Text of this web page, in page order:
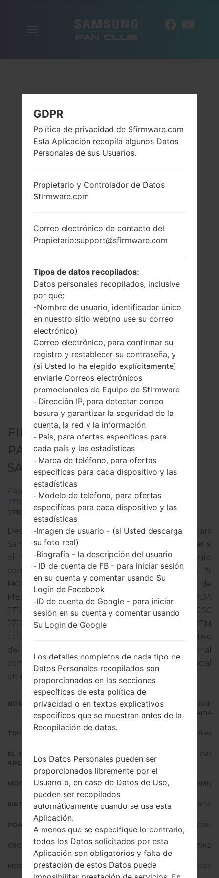
FIRMWARE OFICIAL #108936
PARA SM-J710MN -
SAMSUNGGALAXY J7 2016
Página principal → Galaxy J7 2016 →
SamsungSM-
J710MN
→ SM-
J710MN_1_20190810075227_iodr7th4m4.zip
Descargue la última actualización de firmware para
Samsung Galaxy J7 2016, pero no olvide verificar si
el número de modelo de su teléfono inteligente
corresponde al número de modelo indicado %
MODEL%. El código del firmware es TMM de
MEXICO. El producto viene con la versión PDA
J710MNVJS4CSF1 y la versión CSC
J710MNTMM4CRK2,Versión de MODEM
J710MNUBS4CSG2. La versión del sistema operativo
del firmware dado es Android Oreo 8.1.0. Tutorial
completo sobre cómo actualizar el firmware oficial
en dispositivos Samsung aquí
NOMBRE DE ARCHIVO
SM-J710MN_1_20190810075227_iodr
7th4m4
TIPO DE FIRMWARE 4 files
EL TAMAÑO DEL
ARCHIVO
1.62 GiB
MODELO Samsung SM-J710MN
SISTEMA OPERATIVO Android Oreo 8.1.0
PDA/AP VERSIÓN J710MNVJS4CSF1
CSC VERSIÓN J710MNTMM4CRK2
MODEM/CP VERSIÓN J710MNUBS4CSG2
GDPR
Política de privacidad de Sfirmware.com
Esta Aplicación recopila algunos Datos
Personales de sus Usuarios.
Propietario y Controlador de Datos
Sfirmware.com
Correo electrónico de contacto del
Propietario:support@sfirmware.com
Tipos de datos recopilados:
Datos personales recopilados, inclusive
por qué:
-Nombre de usuario, identificador único
en nuestro sitio web(no use su correo
electrónico)
Correo electrónico, para confirmar su
registro y restablecer su contraseña, y
(si Usted lo ha elegido explícitamente)
enviarle Correos electrónicos
promocionales de Equipo de Sfirmware
- Dirección IP, para detectar correo
basura y garantizar la seguridad de la
cuenta, la red y la información
- País, para ofertas especificas para
cada país y las estadísticas
- Marca de teléfono, para ofertas
especificas para cada dispositivo y las
estadísticas
- Modelo de teléfono, para ofertas
especificas para cada dispositivo y las
estadísticas
-Imagen de usuario - (si Usted descarga
su foto real)
-Biografía - la descripción del usuario
- ID de cuenta de FB - para iniciar sesión
en su cuenta y comentar usando Su
Login de Facebook
-ID de cuenta de Google - para iniciar
sesión en su cuenta y comentar usando
Su Login de Google
Los detalles completos de cada tipo de
Datos Personales recopilados son
proporcionados en las secciones
específicas de esta política de
privacidad o en textos explicativos
específicos que se muestran antes de la
Recopilación de datos.
Los Datos Personales pueden ser
proporcionados libremente por el
Usuario o, en caso de Datos de Uso,
pueden ser recopilados
automáticamente cuando se usa esta
Aplicación.
A menos que se especifique lo contrario,
todos los Datos solicitados por esta
Aplicación son obligatorios y falta de
prestación de estos Datos puede